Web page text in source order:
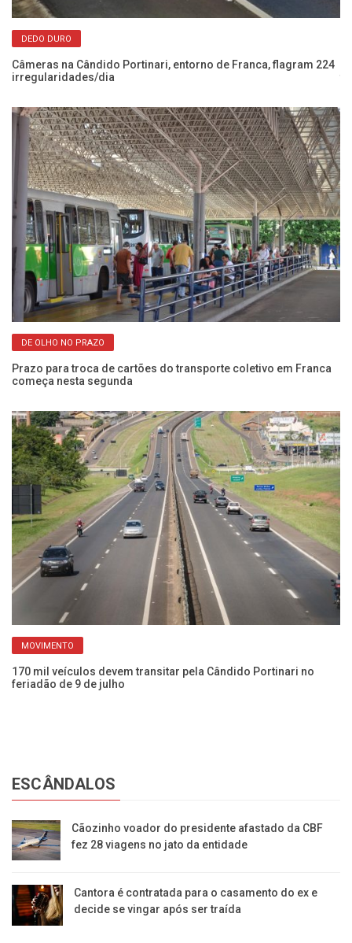
DEDO DURO
Câmeras na Cândido Portinari, entorno de Franca, flagram 224
irregularidades/dia
DE OLHO NO PRAZO
Prazo para troca de cartões do transporte coletivo em Franca
começa nesta segunda
MOVIMENTO
170 mil veículos devem transitar pela Cândido Portinari no
feriadão de 9 de julho
ESCÂNDALOS
Cãozinho voador do presidente afastado da CBF
fez 28 viagens no jato da entidade
Cantora é contratada para o casamento do ex e
decide se vingar após ser traída